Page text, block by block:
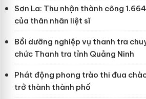
Sơn La: Thu nhận thành công
của thân nhân liệt sĩ
Bồi dưỡng nghiệp vụ thanh tra
chức Thanh tra tỉnh Quảng Ninh
Phát động phong trào thi đua
trở thành thành phố